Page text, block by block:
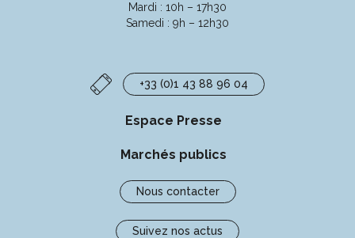
Mardi : 10h – 17h30
Samedi : 9h – 12h30
+33 (0)1 43 88 96 04
Espace Presse
Marchés publics
Nous contacter
Suivez nos actus